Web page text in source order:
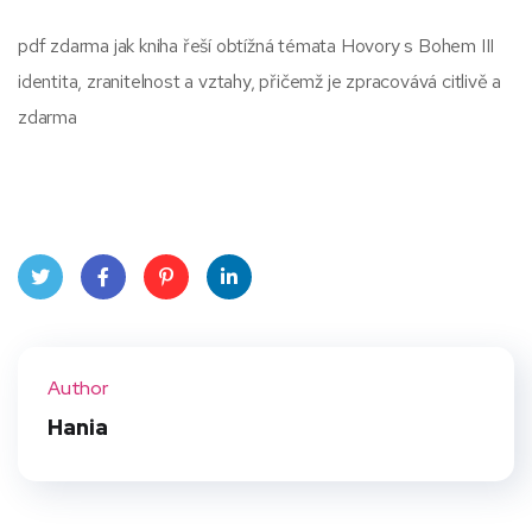
pdf zdarma jak kniha řeší obtížná témata Hovory s Bohem III
identita, zranitelnost a vztahy, přičemž je zpracovává citlivě a
zdarma
Author
Hania